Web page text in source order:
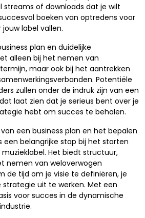
of downloads dat je wilt
boeken van optredens voor
label vallen.
plan en duidelijke
alleen bij het nemen van
maar ook bij het aantrekken
Potentiële
zullen onder de indruk zijn van een
laat zien dat je serieus bent over je
hebt om succes te behalen.
een business plan en het bepalen
een belangrijke stap bij het starten
Het biedt structuur,
nemen van weloverwogen
de tijd om je visie te definiëren, je
uit te werken. Met een
voor succes in de dynamische